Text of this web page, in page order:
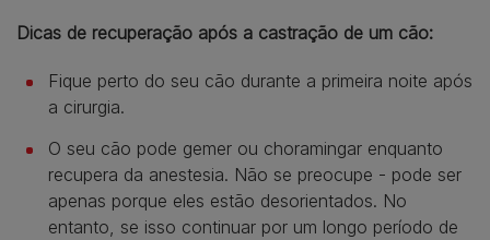
Dicas de recuperação após a castração de um cão:
Fique perto do seu cão durante a primeira noite após
a cirurgia.
O seu cão pode gemer ou choramingar enquanto
recupera da anestesia. Não se preocupe - pode ser
apenas porque eles estão desorientados. No
entanto, se isso continuar por um longo período de